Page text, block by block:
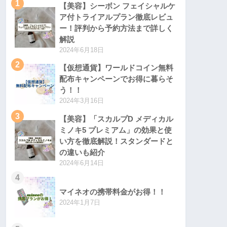
1
【美容】シーボン フェイシャルケ
ア付トライアルプラン徹底レビュ
ー！評判から予約方法まで詳しく
解説
2024年6月18日
2
【仮想通貨】ワールドコイン無料
配布キャンペーンでお得に暮らそ
う！！
2024年3月16日
3
【美容】「スカルプD メディカル
ミノキ5 プレミアム」の効果と使
い方を徹底解説！スタンダードと
の違いも紹介
2024年6月14日
4
マイネオの携帯料金がお得！！
2024年1月7日